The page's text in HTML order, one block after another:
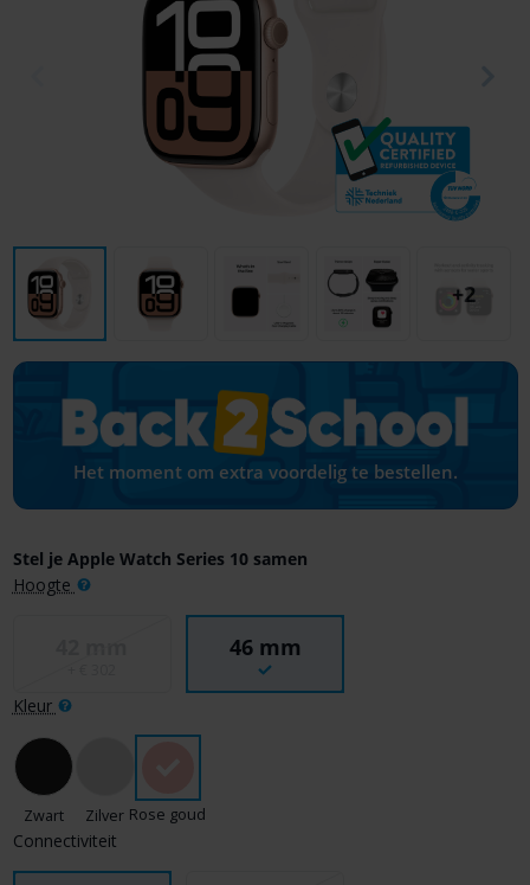
+2
Het moment om extra voordelig te bestellen.
Stel je Apple Watch Series 10 samen
Hoogte
46 mm
Kleur
Zwart Zilver Rose goud
Connectiviteit